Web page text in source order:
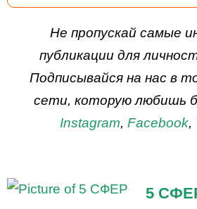
Не пропускай самые
публикации для
Подписывайся на нас в
сети, которую любишь
Instagram, Facebook,
5